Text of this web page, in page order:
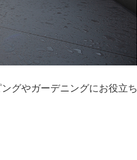
グやガーデニングにお役立ち